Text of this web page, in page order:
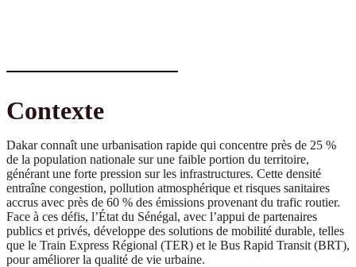
Contexte
Dakar connaît une urbanisation rapide qui concentre près de 25 %
de la population nationale sur une faible portion du territoire,
générant une forte pression sur les infrastructures. Cette densité
entraîne congestion, pollution atmosphérique et risques sanitaires
accrus avec près de 60 % des émissions provenant du trafic routier.
Face à ces défis, l’État du Sénégal, avec l’appui de partenaires
publics et privés, développe des solutions de mobilité durable, telles
que le Train Express Régional (TER) et le Bus Rapid Transit (BRT),
pour améliorer la qualité de vie urbaine.